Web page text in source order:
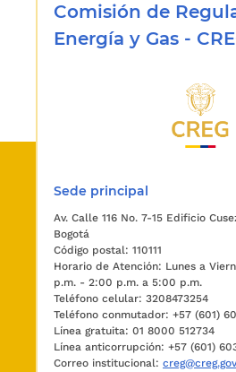
ARTICULO 4o. CUALIDADES
adecuadamente sus
contable debe ser
ciertos casos se requiere,
información sea comparable.
y fácil de entender.
La información es útil
confiable.
La información es
valor de realimentación,
oportuna.
La información es
Comisión de
Energía y Gas -
Sede principal
Av. Calle 116 No. 7-15 Edificio
Bogotá
Código postal: 110111
Horario de Atención: Lunes a
p.m. - 2:00 p.m. a 5:00 p.m.
Teléfono celular: 3208473254
Teléfono conmutador: +57 (601)
Línea gratuita: 01 8000 512734
Línea anticorrupción: +57 (601)
Correo institucional: